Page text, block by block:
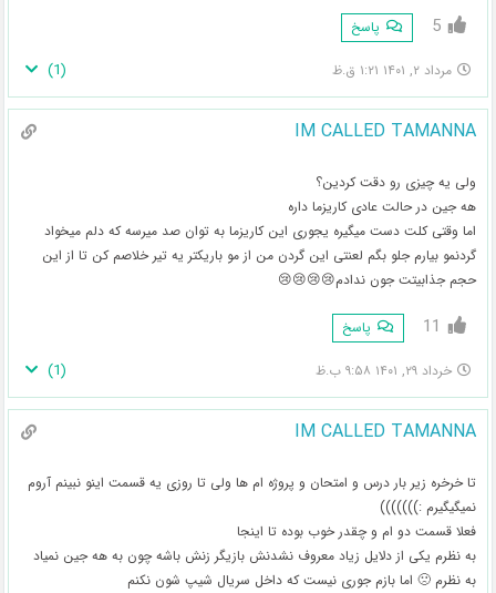
5 پاسخ
مرداد ۲, ۱۴۰۱ ۱:۲۱ ق.ظ (
1
)
IM CALLED TAMANNA
ولی یه چیزی رو دقت کردین؟
هه جین در حالت عادی کاریزما داره
اما وقتی کلت دست میگیره یجوری این کاریزما به توان صد میرسه که دلم میخواد
گردنمو بیارم جلو بگم لعنتی این گردن من از مو باریکتر یه تیر خلاصم کن تا از این
حجم جذابیتت جون ندادم😢😢😢😢
11 پاسخ
خرداد ۲۹, ۱۴۰۱ ۹:۵۸ ب.ظ (
1
)
IM CALLED TAMANNA
تا خرخره زیر بار درس و امتحان و پروژه ام ها ولی تا روزی یه قسمت اینو نبینم آروم
نمیگیگیرم :)))))))
فعلا قسمت دو ام و چقدر خوب بوده تا اینجا
به نظرم یکی از دلایل زیاد معروف نشدنش بازیگر زنش باشه چون به هه جین نمیاد
به نظرم 🙁 اما بازم جوری نیست که داخل سریال شیپ شون نکنم